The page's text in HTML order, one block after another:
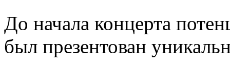
До начала концерта
был презентован